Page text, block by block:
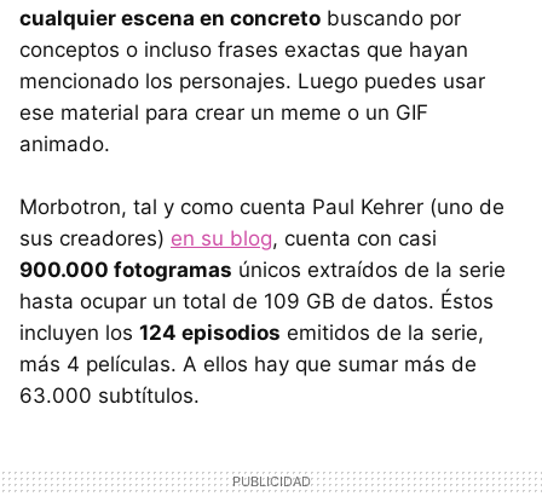
cualquier escena en concreto buscando por
conceptos o incluso frases exactas que hayan
mencionado los personajes. Luego puedes usar
ese material para crear un meme o un GIF
animado.
Morbotron, tal y como cuenta Paul Kehrer (uno de
sus creadores) en su blog, cuenta con casi
900.000 fotogramas únicos extraídos de la serie
hasta ocupar un total de 109 GB de datos. Éstos
incluyen los 124 episodios emitidos de la serie,
más 4 películas. A ellos hay que sumar más de
63.000 subtítulos.